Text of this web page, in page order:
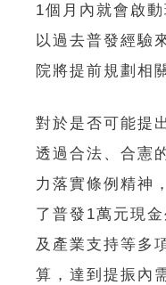
1個月內就會啟
以過去普發經驗
院將提前規劃相
對於是否可能提
透過合法、合憲
力落實條例精神
了普發1萬元現
及產業支持等多
算，達到提振內